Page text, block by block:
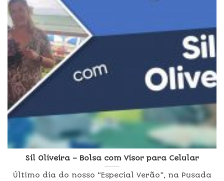
Sil Oliveira – Bolsa com Visor para Celular
Último dia do nosso “Especial Verão”, na Pusada